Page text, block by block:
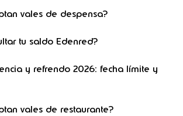
vales de despensa?
tu saldo Edenred?
y refrendo 2026: fecha límite y
vales de restaurante?